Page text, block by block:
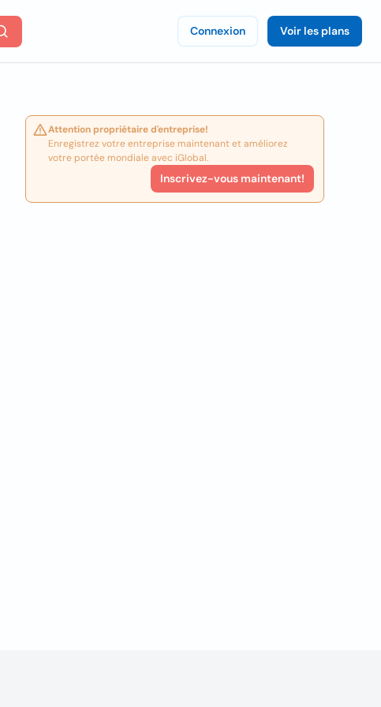
Connexion Voir les plans
Attention propriétaire d'entreprise!
Enregistrez votre entreprise maintenant et améliorez
votre portée mondiale avec iGlobal.
Inscrivez-vous maintenant!